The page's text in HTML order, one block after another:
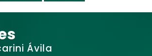
Ávila